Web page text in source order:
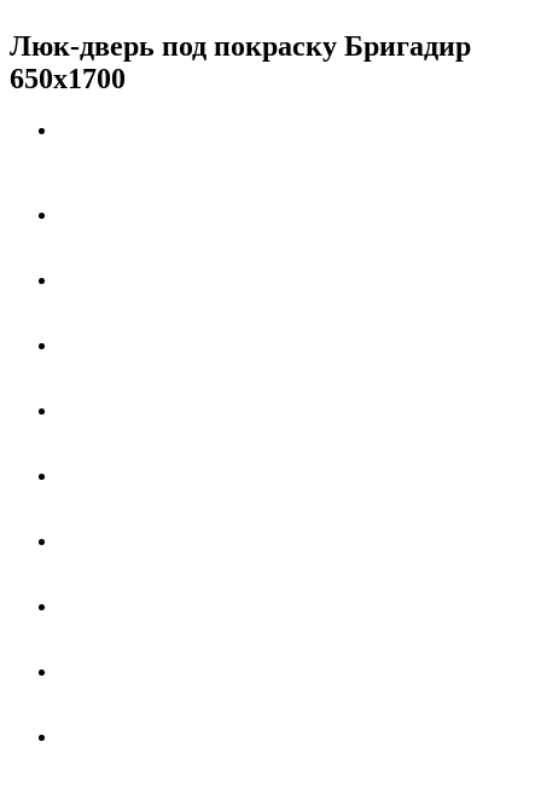
Люк-дверь под покраску Бригадир
650х1700